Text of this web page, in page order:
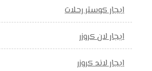
ايجار كوستر رحلات
ايجار لان كروزر
ايجار لاند كروزر